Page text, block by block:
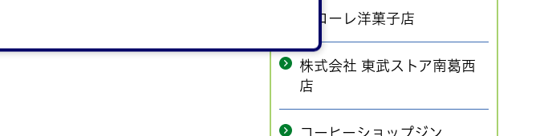
パローレ洋菓子店
株式会社 東武ストア南葛西
店
コーヒーショップジン